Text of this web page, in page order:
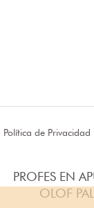
Política de Privacidad
PROFES EN
OLOF